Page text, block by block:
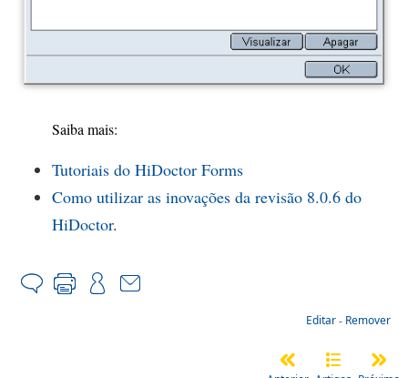
Saiba mais:
Tutoriais do HiDoctor Forms
Como utilizar as inovações da revisão 8.0.6 do
HiDoctor.
Editar- Remover